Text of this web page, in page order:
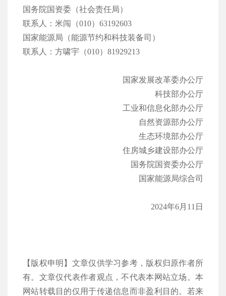
国务院国资委（社会责任局）
联系人：米闯（010）63192603
国家能源局（能源节约和科技装备司）
联系人：方啸宇（010）81929213
国家发展改革委办公厅
科技部办公厅
工业和信息化部办公厅
自然资源部办公厅
生态环境部办公厅
住房城乡建设部办公厅
国务院国资委办公厅
国家能源局综合司
2024年6月11日
【版权申明】文章仅供学习参考，版权归原作者所
有。文章仅代表作者观点，不代表本网站立场。本
网站转载目的仅用于传递信息而非盈利目的。若来